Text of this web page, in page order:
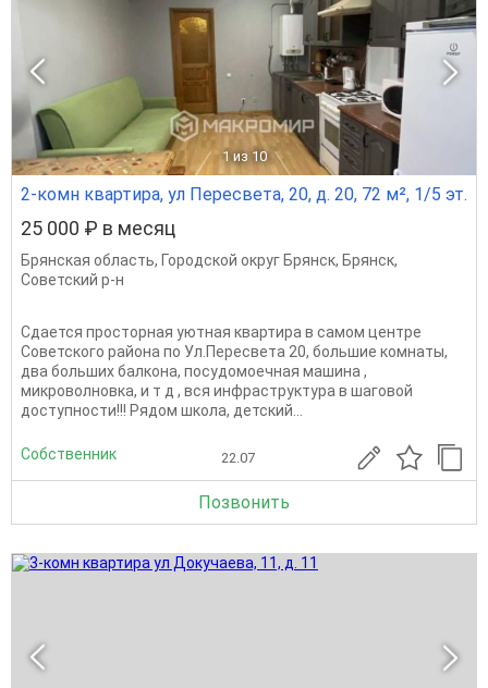
1 из 10
2-комн квартира, ул Пересвета, 20, д. 20, 72 м², 1/5 эт.
25 000 ₽ в месяц
Брянская область, Городской округ Брянск, Брянск,
Советский р-н
Сдается просторная уютная квартира в самом центре
Советского района по Ул.Пересвета 20, большие комнаты,
два больших балкона, посудомоечная машина ,
микроволновка, и т д , вся инфраструктура в шаговой
доступности!!! Рядом школа, детский...
Собственник 22.07
Позвонить